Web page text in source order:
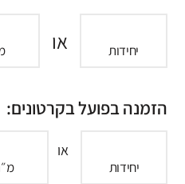
יחידות או
הזמנה בפועל בקרטונים:
יחידות
או